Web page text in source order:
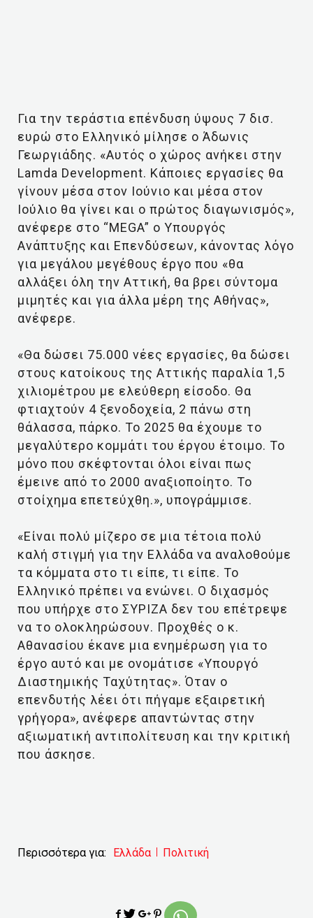
Για την τεράστια επένδυση ύψους 7 δισ.
ευρώ στο Ελληνικό μίλησε ο Άδωνις
Γεωργιάδης. «Αυτός ο χώρος ανήκει στην
Lamda Development. Κάποιες εργασίες θα
γίνουν μέσα στον Ιούνιο και μέσα στον
Ιούλιο θα γίνει και ο πρώτος διαγωνισμός»,
ανέφερε στο “MEGA” ο Υπουργός
Ανάπτυξης και Επενδύσεων, κάνοντας λόγο
για μεγάλου μεγέθους έργο που «θα
αλλάξει όλη την Αττική, θα βρει σύντομα
μιμητές και για άλλα μέρη της Αθήνας»,
ανέφερε.
«Θα δώσει 75.000 νέες εργασίες, θα δώσει
στους κατοίκους της Αττικής παραλία 1,5
χιλιομέτρου με ελεύθερη είσοδο. Θα
φτιαχτούν 4 ξενοδοχεία, 2 πάνω στη
θάλασσα, πάρκο. Το 2025 θα έχουμε το
μεγαλύτερο κομμάτι του έργου έτοιμο. Το
μόνο που σκέφτονται όλοι είναι πως
έμεινε από το 2000 αναξιοποίητο. Το
στοίχημα επετεύχθη.», υπογράμμισε.
«Είναι πολύ μίζερο σε μια τέτοια πολύ
καλή στιγμή για την Ελλάδα να αναλοθούμε
τα κόμματα στο τι είπε, τι είπε. Το
Ελληνικό πρέπει να ενώνει. Ο διχασμός
που υπήρχε στο ΣΥΡΙΖΑ δεν του επέτρεψε
να το ολοκληρώσουν. Προχθές ο κ.
Αθανασίου έκανε μια ενημέρωση για το
έργο αυτό και με ονομάτισε «Υπουργό
Διαστημικής Ταχύτητας». Όταν ο
επενδυτής λέει ότι πήγαμε εξαιρετική
γρήγορα», ανέφερε απαντώντας στην
αξιωματική αντιπολίτευση και την κριτική
που άσκησε.
Περισσότερα για: Ελλάδα Πολιτική